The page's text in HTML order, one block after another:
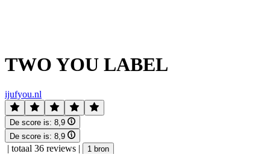
TWO YOU LABEL
ijufyou.nl
De score is: 8,9
De score is: 8,9
| totaal 36 reviews | 1 bron